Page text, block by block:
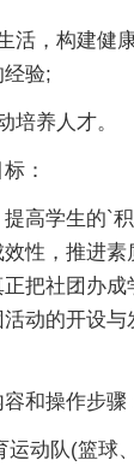
，构建健康
验;
养人才。
：
学生的`积
性，推进素
把社团办成
动的开设
和操作步骤
动队(篮球